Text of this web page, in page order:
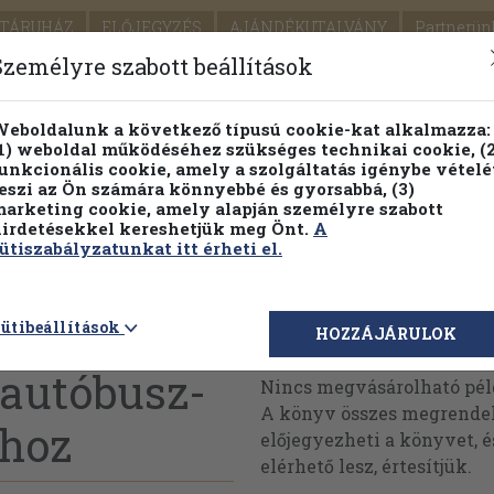
ELŐJEGYZÉS AJÁNDÉKUTALVÁNY
SEGÍTSÉG
PILLANATNYI ÁRAINK FENNTARTHATÓ
Részletes kereső Témaköri fa
Megvásárolható
Nincs megvásárolható
A könyv összes
előjegyezheti a könyvet,
elérhető lesz, értesítjük.
szabott beállítások
a következő típusú cookie-kat alkalmazza:
weboldal működéséhez szükséges technikai cookie,
cookie, amely a szolgáltatás igénybe
az Ön számára könnyebbé és gyorsabbá, (3)
cookie, amely alapján személyre szabott
kereshetjük meg Önt. A
itt érheti el.
HOZZÁJÁRULOK